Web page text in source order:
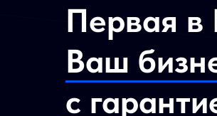
Первая в
Ваш
с